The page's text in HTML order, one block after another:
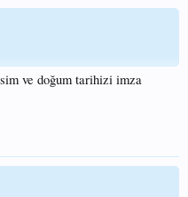
ve doğum tarihizi imza